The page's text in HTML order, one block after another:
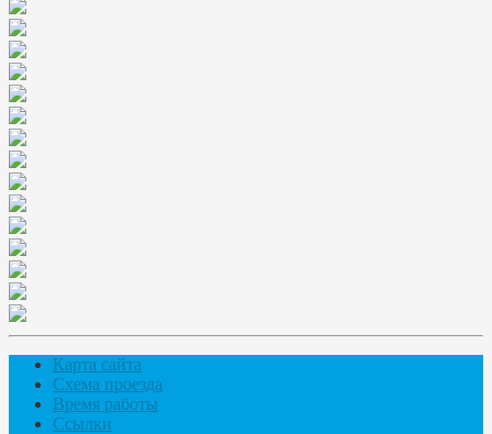
Карта сайта
Схема проезда
Время работы
Ссылки